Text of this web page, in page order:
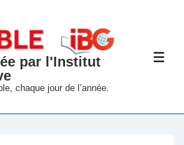
par l'Institut
chaque jour de l’année.